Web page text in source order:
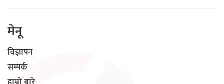
मेनू
विज्ञापन
सम्पर्क